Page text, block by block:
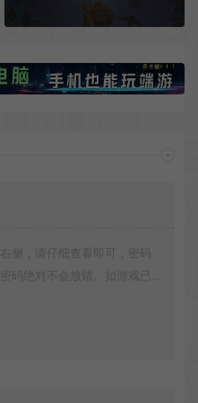
侧，请仔细查看即可，密码
码绝对不会放错。如游戏已